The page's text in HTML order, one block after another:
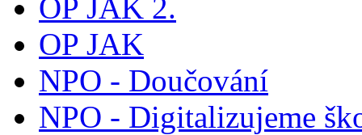
OP JAK 2.
OP JAK
NPO - Doučování
NPO - Digitalizujeme